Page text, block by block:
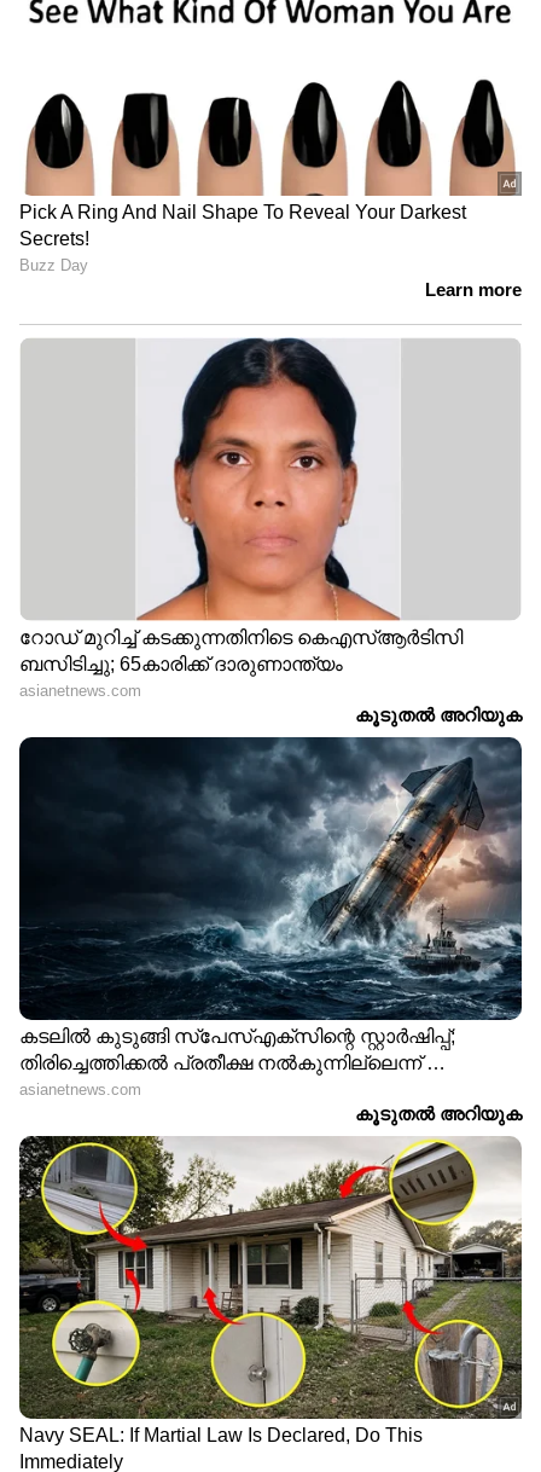
കേന്ദ്രത്തിന്‍റെ മനസറിഞ്ഞ് ഇന്നോവ
മുതലാളി, രാജ്യത്തെ ആദ്യ വാഹനം എത്തി!
ഇന്ത്യയിൽ പെട്രോളിനൊപ്പം എഥനോളാണ്
മിക്‌സ് ചെയ്യുന്നത്. പെട്രോളിനെയും
ഡീസലിനെയും അപേക്ഷിച്ച് കുറഞ്ഞ
വിലയാണ് എഥനോളിനുള്ളത്. ഒരു ലിറ്റർ
പെട്രോളിന് 100 രൂപയ്ക്ക് മുകളിലും ഡീസലിന്
90 രൂപയ്ക്ക് മുകളിലുമാണ് നിലവിലെ വില.
എന്നാൽ, എഥനോളിന് ലിറ്ററിന് 62.65 രൂപ
മാത്രമാണ് വില. അതുകൊണ്ട് തന്നെ
എഥനോൾ ഇന്ധനമായി ഉപയോഗിക്കുകയോ
എഥനോൾ ചേർന്ന പെട്രോൾ
ഉപയോഗിക്കുകയോ ചെയ്യുന്നതിലൂടെ
ഉപയോക്താക്കളുടെ ഇന്ധനച്ചെലലവിൽ
കാര്യമായ കുറവുണ്ടാകും എന്നാണ് കേന്ദ്ര
സർക്കാർ പറയുന്നത്.